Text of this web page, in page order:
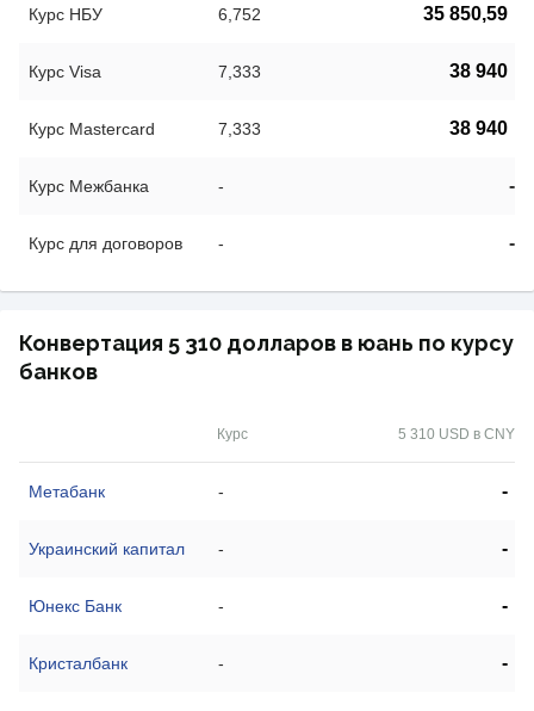
Курс НБУ 6,752 35 850,59
Курс Visa 7,333 38 940
Курс Mastercard 7,333 38 940
Курс Межбанка - -
Курс для договоров - -
Конвертация 5 310 долларов в юань по курсу
банков
Курс 5 310 USD в CNY
Метабанк - -
Украинский капитал - -
Юнекс Банк - -
Кристалбанк - -